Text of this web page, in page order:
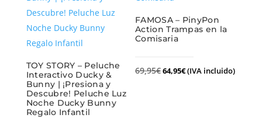
TOY STORY – Peluche
Interactivo Ducky &
Bunny | ¡Presiona y
Descubre! Peluche Luz
Noche Ducky Bunny
Regalo Infantil
FAMOSA – PinyPon
Action Trampas en la
Comisaria
69,95€64,95€(IVA incluido)